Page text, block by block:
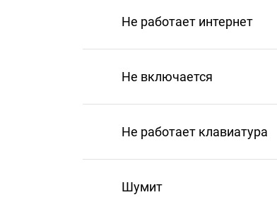
Не работает интернет
Не включается
Не работает клавиатура
Шумит